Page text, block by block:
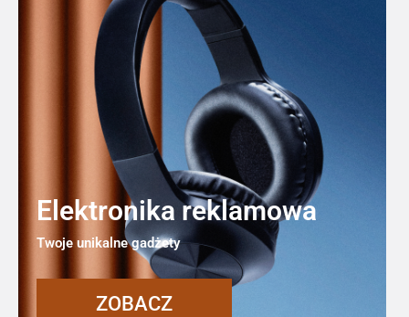
Elektronika reklamowa
Twoje unikalne gadżety
ZOBACZ